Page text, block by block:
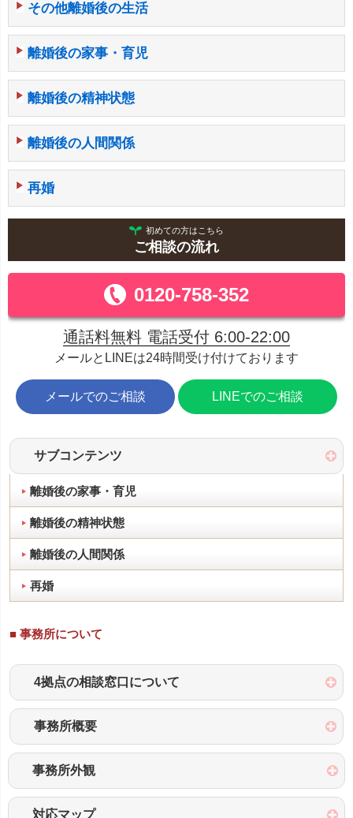
その他離婚後の生活
離婚後の家事・育児
離婚後の精神状態
離婚後の人間関係
再婚
初めての方はこちら
ご相談の流れ
0120-758-352
通話料無料 電話受付 6:00-22:00
メールとLINEは24時間受け付けております
メールでのご相談 LINEでのご相談
サブコンテンツ
離婚後の家事・育児
離婚後の精神状態
離婚後の人間関係
再婚
■ 事務所について
4拠点の相談窓口について
事務所概要
事務所外観
対応マップ